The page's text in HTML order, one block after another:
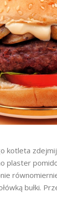
kotleta
plaster
bułki.